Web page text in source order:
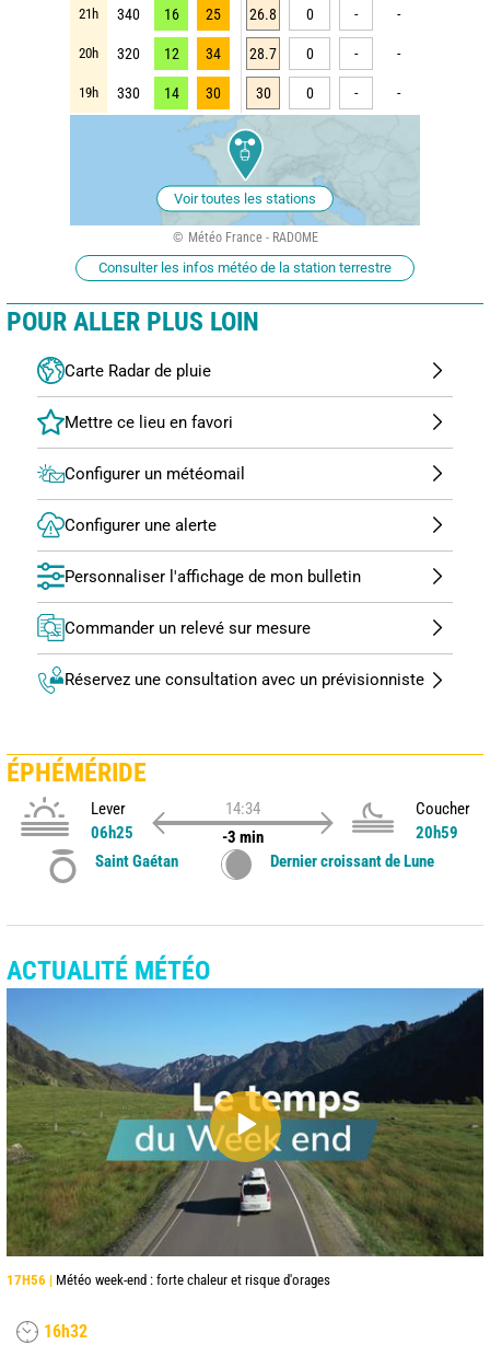
21h 340 16 25 26.8 0 - -
20h 320 12 34 28.7 0 - -
19h 330 14 30 30 0 - -
Voir toutes les stations
Météo France - RADOME
Consulter les infos météo de la station terrestre
POUR ALLER PLUS LOIN
Carte Radar de pluie
Configurer un météomail
Configurer une alerte
Personnaliser l'affichage de mon bulletin
Commander un relevé sur mesure
Réservez une consultation avec un prévisionniste
ÉPHÉMÉRIDE
Lever
06h25
14:34
-3 min
Coucher
20h59
Saint Gaétan
Dernier croissant de Lune
ACTUALITÉ MÉTÉO
17H56 | Météo week-end : forte chaleur et risque d'orages
16h32